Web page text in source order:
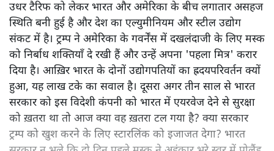
उधर टैरिफ को लेकर भारत और अमेरिका के बीच लगातार असहज
स्थिति बनी हुई है और देश का एल्युमीनियम और स्टील उद्योग
संकट में है। ट्रम्प ने अमेरिका के गवर्नेंस में दखलंदाजी के लिए मस्क
को निर्बाध शक्तियाँ दे रखी हैं और उन्हें अपना 'पहला मित्र' करार
दिया है। आख़िर भारत के दोनों उद्योगपतियों का ह्रदयपरिवर्तन क्यों
हुआ, यह लाख टके का सवाल है। दूसरा अगर तीन साल से भारत
सरकार को इस विदेशी कंपनी को भारत में एयरवेज देने से सुरक्षा
को ख़तरा था तो आज क्या वह ख़तरा टल गया है? क्या सरकार
ट्रम्प को खुश करने के लिए स्टारलिंक को इजाजत देगा? भारत